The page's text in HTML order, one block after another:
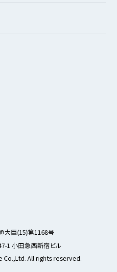
臣(15)第1168号
1 小田急西新宿ビル
All rights reserved.